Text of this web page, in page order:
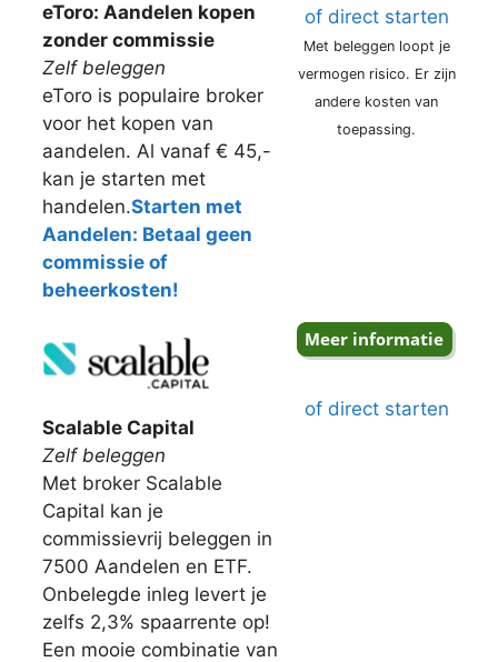
eToro: Aandelen kopen
zonder commissie
Zelf beleggen
eToro is populaire broker
voor het kopen van
aandelen. Al vanaf € 45,-
kan je starten met
handelen.Starten met
Aandelen: Betaal geen
commissie of
beheerkosten!
of direct starten
Met beleggen loopt je
vermogen risico. Er zijn
andere kosten van
toepassing.
Scalable Capital
Zelf beleggen
Met broker Scalable
Capital kan je
commissievrij beleggen in
7500 Aandelen en ETF.
Onbelegde inleg levert je
zelfs 2,3% spaarrente op!
Een mooie combinatie van
of direct starten